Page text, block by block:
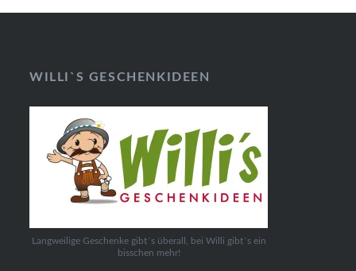
WILLI`S GESCHENKIDEEN
Langweilige Geschenke gibt´s überall, bei Willi gibt´s ein
bisschen mehr!